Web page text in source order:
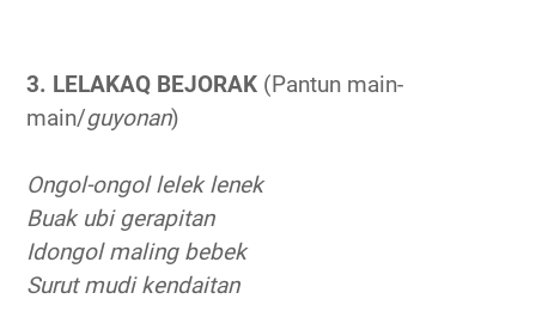
3. LELAKAQ BEJORAK (Pantun main-
main/guyonan)
Ongol-ongol lelek lenek
Buak ubi gerapitan
Idongol maling bebek
Surut mudi kendaitan